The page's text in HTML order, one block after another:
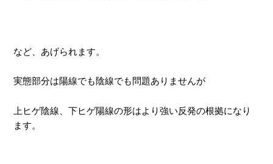
など、あげられます。
実態部分は陽線でも陰線でも問題ありませんが
上ヒゲ陰線、下ヒゲ陽線の形はより強い反発の根拠になり
ます。